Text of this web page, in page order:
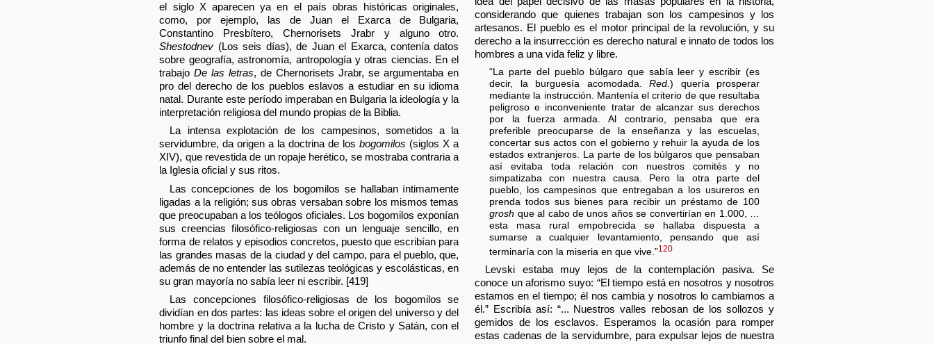
el siglo X aparecen ya en el país obras históricas originales,
como, por ejemplo, las de Juan el Exarca de Bulgaria,
Constantino Presbítero, Chernorisets Jrabr y alguno otro.
Shestodnev (Los seis días), de Juan el Exarca, contenía datos
sobre geografía, astronomía, antropología y otras ciencias. En el
trabajoDe las letras, de Chernorisets Jrabr, se argumentaba en
pro del derecho de los pueblos eslavos a estudiar en su idioma
natal. Durante este período imperaban en Bulgaria la ideología y la
interpretación religiosa del mundo propias de la Biblia.
La intensa explotación de los campesinos, sometidos a la
servidumbre, da origen a la doctrina de losbogomilos (siglos X a
XIV), que revestida de un ropaje herético, se mostraba contraria a
la Iglesia oficial y sus ritos.
Las concepciones de los bogomilos se hallaban íntimamente
ligadas a la religión; sus obras versaban sobre los mismos temas
que preocupaban a los teólogos oficiales. Los bogomilos exponían
sus creencias filosófico-religiosas con un lenguaje sencillo, en
forma de relatos y episodios concretos, puesto que escribían para
las grandes masas de la ciudad y del campo, para el pueblo, que,
además de no entender las sutilezas teológicas y escolásticas, en
su gran mayoría no sabía leer ni escribir. [419]
Las concepciones filosófico-religiosas de los bogomilos se
dividían en dos partes: las ideas sobre el origen del universo y del
hombre y la doctrina relativa a la lucha de Cristo y Satán, con el
triunfo final del bien sobre el mal.
considerando que quienes trabajan son los campesinos y los
artesanos. El pueblo es el motor principal de la revolución, y su
derecho a la insurrección es derecho natural e innato de todos los
hombres a una vida feliz y libre.
“La parte del pueblo búlgaro que sabía leer y escribir (es
decir, la burguesía acomodada.Red.) quería prosperar
mediante la instrucción. Mantenía el criterio de que resultaba
peligroso e inconveniente tratar de alcanzar sus derechos
por la fuerza armada. Al contrario, pensaba que era
preferible preocuparse de la enseñanza y las escuelas,
concertar sus actos con el gobierno y rehuir la ayuda de los
estados extranjeros. La parte de los búlgaros que pensaban
así evitaba toda relación con nuestros comités y no
simpatizaba con nuestra causa. Pero la otra parte del
pueblo, los campesinos que entregaban a los usureros en
prenda todos sus bienes para recibir un préstamo de 100
grosh que al cabo de unos años se convertirían en 1.000, …
esta masa rural empobrecida se hallaba dispuesta a
sumarse a cualquier levantamiento, pensando que así
terminaría con la miseria en que vive.”120
Levski estaba muy lejos de la contemplación pasiva. Se
conoce un aforismo suyo: “El tiempo está en nosotros y nosotros
estamos en el tiempo; él nos cambia y nosotros lo cambiamos a
él.” Escribía así: “... Nuestros valles rebosan de los sollozos y
gemidos de los esclavos. Esperamos la ocasión para romper
estas cadenas de la servidumbre, para expulsar lejos de nuestra